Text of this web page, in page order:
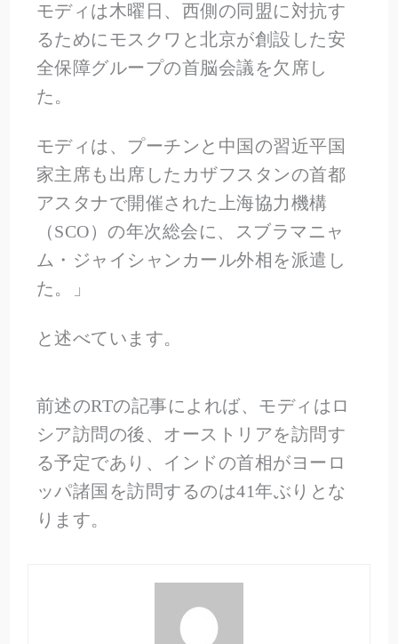
モディは木曜日、西側の同盟に対抗す
るためにモスクワと北京が創設した安
全保障グループの首脳会議を欠席し
た。
モディは、プーチンと中国の習近平国
家主席も出席したカザフスタンの首都
アスタナで開催された上海協力機構
（SCO）の年次総会に、スブラマニャ
ム・ジャイシャンカール外相を派遣し
た。」
と述べています。
前述のRTの記事によれば、モディはロ
シア訪問の後、オーストリアを訪問す
る予定であり、インドの首相がヨーロ
ッパ諸国を訪問するのは41年ぶりとな
ります。